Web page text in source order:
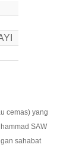
cemas) yang
SAW
sahabat